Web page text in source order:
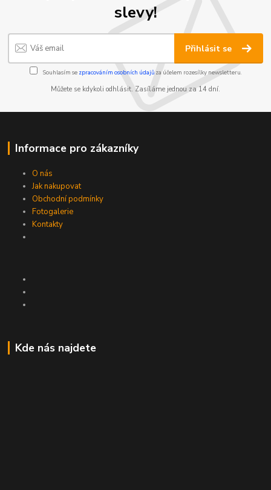
slevy!
Přihlásit se
Souhlasím se zpracováním osobních údajůza účelem rozesílky newsletteru.
Můžete se kdykoli odhlásit. Zasíláme jednou za 14 dní.
Informace pro zákazníky
O nás
Jak nakupovat
Obchodní podmínky
Fotogalerie
Kontakty
Kde nás najdete